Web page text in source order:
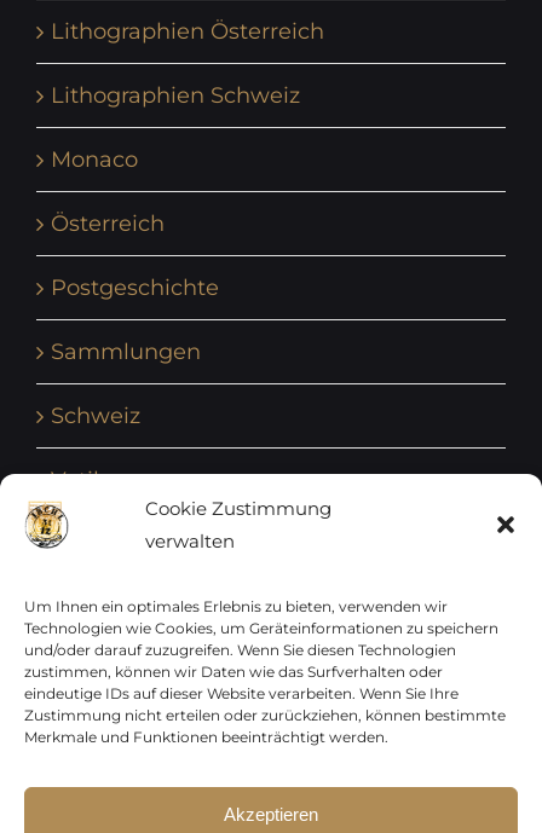
Cookie Zustimmung
verwalten
Um Ihnen ein optimales Erlebnis zu bieten, verwenden wir
Technologien wie Cookies, um Geräteinformationen zu speichern
und/oder darauf zuzugreifen. Wenn Sie diesen Technologien
zustimmen, können wir Daten wie das Surfverhalten oder
eindeutige IDs auf dieser Website verarbeiten. Wenn Sie Ihre
Zustimmung nicht erteilen oder zurückziehen, können bestimmte
Merkmale und Funktionen beeinträchtigt werden.
Akzeptieren
Lithographien Österreich
Lithographien Schweiz
Monaco
Österreich
Postgeschichte
Sammlungen
Schweiz
Vatikan
Vereinte Nationen
Vorphilatelie
Zensurbelege Österreich
Zensurbelege Schweiz